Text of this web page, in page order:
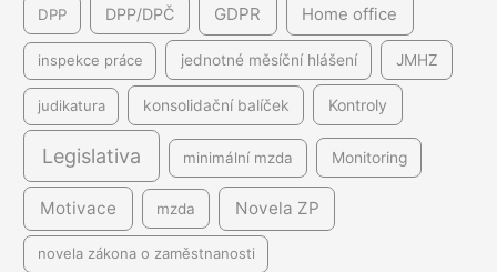
DPP DPP/DPČ GDPR Home office
inspekce práce jednotné měsíční hlášení JMHZ
judikatura konsolidační balíček Kontroly
Legislativa minimální mzda Monitoring
Motivace mzda Novela ZP
novela zákona o zaměstnanosti